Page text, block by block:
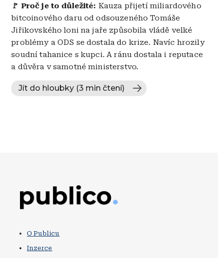
🚩 Proč je to důležité: Kauza přijetí miliardového
bitcoinového daru od odsouzeného Tomáše
Jiřikovského loni na jaře způsobila vládě velké
problémy a ODS se dostala do krize. Navíc hrozily
soudní tahanice s kupci. A ránu dostala i reputace
a důvěra v samotné ministerstvo.
Jít do hloubky (3 min čtení)
O Publicu
Inzerce